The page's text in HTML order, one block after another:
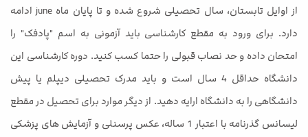
از اوایل تابستان، سال تحصیلی شروع شده و تا پایان ماه june ادامه
دارد. برای ورود به مقطع کارشناسی باید آزمونی به اسم "پادفک" را
امتحان داده و حد نصاب قبولی را حتما کسب کنید. دوره کارشناسی این
دانشگاه حداقل 4 سال است و باید مدرک تحصیلی دیپلم یا پیش
دانشگاهی را به دانشگاه ارایه دهید. از دیگر موارد برای تحصیل در مقطع
لیسانس گذرنامه با اعتبار 1 ساله، عکس پرسنلی و آزمایش های پزشکی